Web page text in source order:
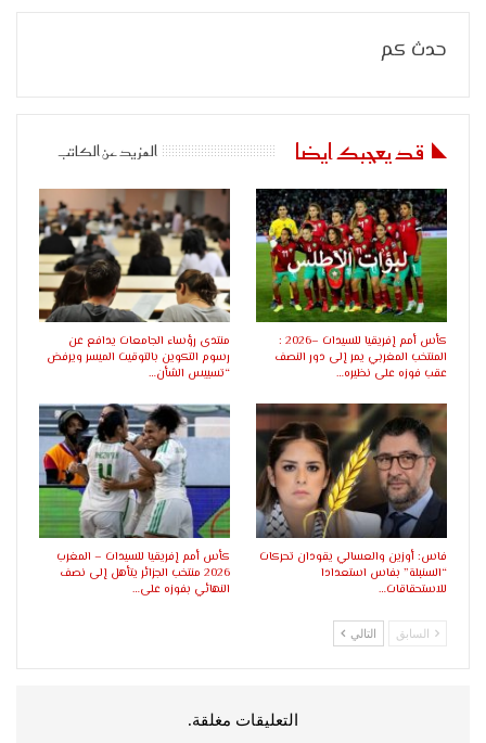
حدث كم
قد يعجبك ايضا المزيد عن الكاتب
كأس أمم إفريقيا للسيدات –2026 :
المنتخب المغربي يمر إلى دور النصف
عقب فوزه على نظيره…
منتدى رؤساء الجامعات يدافع عن
رسوم التكوين بالتوقيت الميسر ويرفض
“تسييس الشأن…
فاس: أوزين والعسالي يقودان تحركات
“السنبلة” بفاس استعدادا
للاستحقاقات…
كأس أمم إفريقيا للسيدات – المغرب
2026 منتخب الجزائر يتأهل إلى نصف
النهائي بفوزه على…
السابق التالي
التعليقات مغلقة.